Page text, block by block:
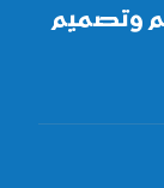
وتصميم